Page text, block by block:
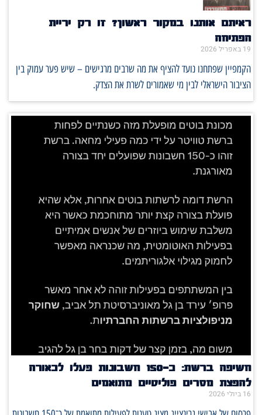
ראיתם אותנו במקור ראשון? זו רק יריית
הפתיחה
19 באפריל 2026
הקמפיין שפתחנו נועד להציף את מה שרבים מרגישים – שיש פער עמוק בין
הציבור הישראלי לבין מי שאמורים לשרת את הצדק.
חשיפה ברשת: כ־150 חשבונות פעלו לכאורה
להפצת מסרים פוליטיים מתואמים
16 ביולי 2026